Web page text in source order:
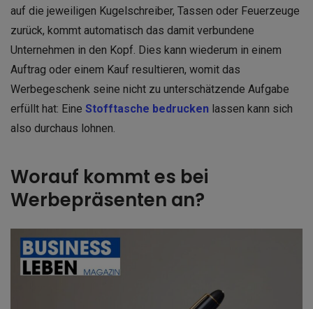
auf die jeweiligen Kugelschreiber, Tassen oder Feuerzeuge
zurück, kommt automatisch das damit verbundene
Unternehmen in den Kopf. Dies kann wiederum in einem
Auftrag oder einem Kauf resultieren, womit das
Werbegeschenk seine nicht zu unterschätzende Aufgabe
erfüllt hat: Eine Stofftasche bedrucken lassen kann sich
also durchaus lohnen.
Worauf kommt es bei
Werbepräsenten an?